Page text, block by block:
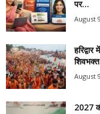
पर...
August
August
2027